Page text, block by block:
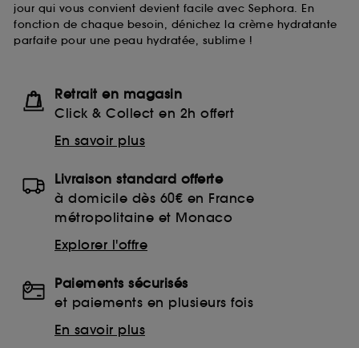
jour qui vous convient devient facile avec Sephora. En
fonction de chaque besoin, dénichez la crème hydratante
parfaite pour une peau hydratée, sublime !
Retrait en magasin
Click & Collect en 2h offert
En savoir plus
Livraison standard offerte
à domicile dès 60€ en France
métropolitaine et Monaco
Explorer l'offre
Paiements sécurisés
et paiements en plusieurs fois
En savoir plus